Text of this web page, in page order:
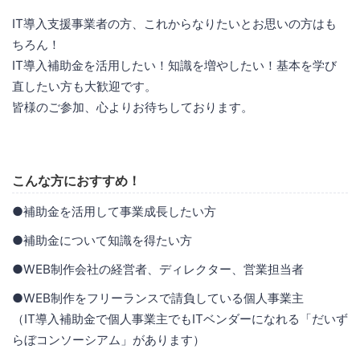
IT導入支援事業者の方、これからなりたいとお思いの方はも
ちろん！
IT導入補助金を活用したい！知識を増やしたい！基本を学び
直したい方も大歓迎です。
皆様のご参加、心よりお待ちしております。
こんな方におすすめ！
●補助金を活用して事業成長したい方
●補助金について知識を得たい方
●WEB制作会社の経営者、ディレクター、営業担当者
●WEB制作をフリーランスで請負している個人事業主
（IT導入補助金で個人事業主でもITベンダーになれる「だいず
らぼコンソーシアム」があります）